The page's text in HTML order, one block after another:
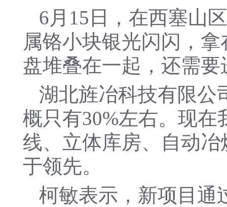
6月15日，在西塞山
属铬小块银光闪闪，
盘堆叠在一起，还需
湖北旌冶科技有限公
概只有30%左右。现
线、立体库房、自动
于领先。
柯敏表示，新项目通